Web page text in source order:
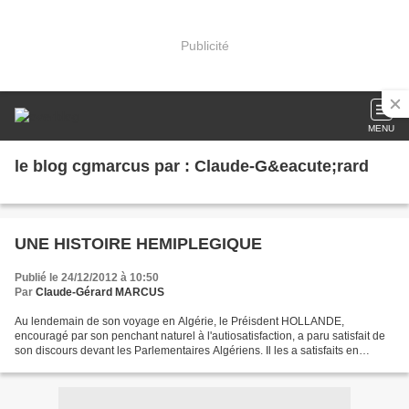
Publicité
MENU
le blog cgmarcus par : Claude-G&eacute;rard
UNE HISTOIRE HEMIPLEGIQUE
Publié le 24/12/2012 à 10:50
Par Claude-Gérard MARCUS
Au lendemain de son voyage en Algérie, le Préisdent HOLLANDE,
encouragé par son penchant naturel à l'autiosatisfaction, a paru satisfait de
son discours devant les Parlementaires Algériens. Il les a satisfaits en